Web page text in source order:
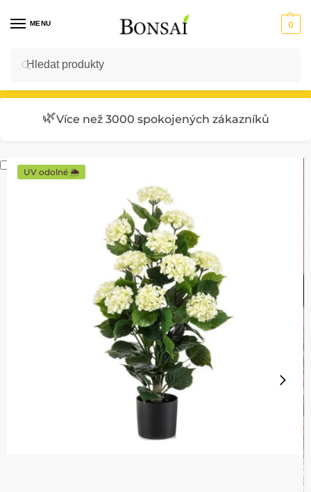
MENU 0
Vstup do E-SHOPU
🌿Více než 3000 spokojených zákazníků
UV odolné 🌦️